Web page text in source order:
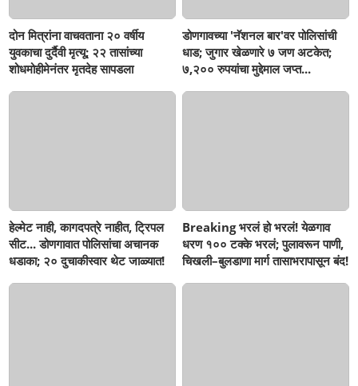
दोन मित्रांना वाचवताना २० वर्षीय
युवकाचा दुर्दैवी मृत्यू; २२ तासांच्या
शोधमोहीमेनंतर मृतदेह सापडला
डोणगावच्या 'नॅशनल बार'वर पोलिसांची
धाड; जुगार खेळणारे ७ जण अटकेत;
७,२०० रुपयांचा मुद्देमाल जप्त...
हेल्मेट नाही, कागदपत्रे नाहीत, ट्रिपल
सीट... डोणगावात पोलिसांचा अचानक
धडाका; २० दुचाकीस्वार थेट जाळ्यात!
Breaking भरलं हो भरलं! येळगाव
धरण १०० टक्के भरलं; पुलावरून पाणी,
चिखली–बुलडाणा मार्ग तासाभरापासून बंद!